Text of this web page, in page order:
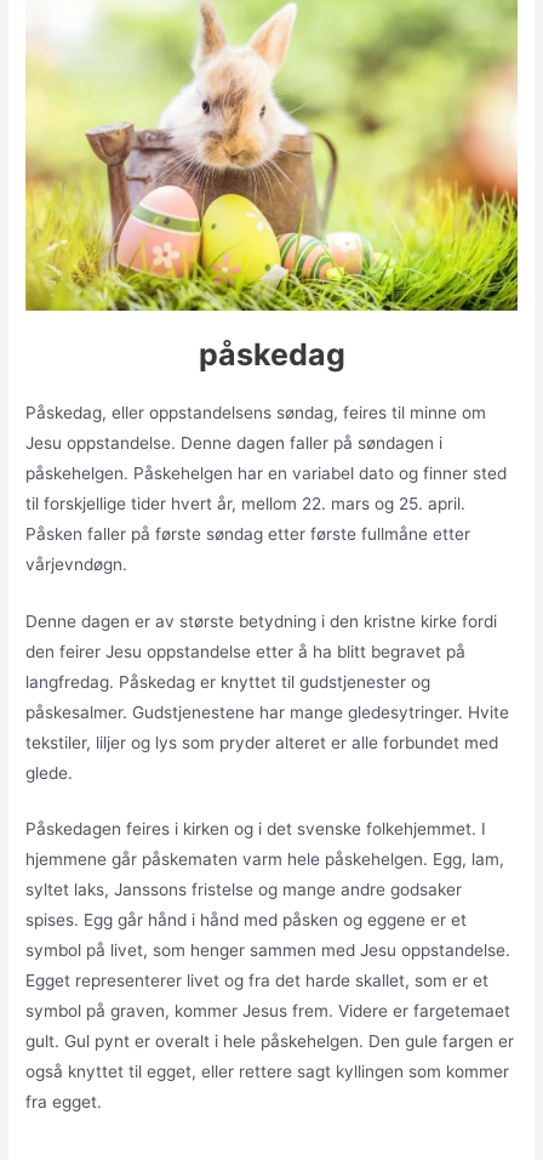
påskedag
Påskedag, eller oppstandelsens søndag, feires til minne om
Jesu oppstandelse. Denne dagen faller på søndagen i
påskehelgen. Påskehelgen har en variabel dato og finner sted
til forskjellige tider hvert år, mellom 22. mars og 25. april.
Påsken faller på første søndag etter første fullmåne etter
vårjevndøgn.
Denne dagen er av største betydning i den kristne kirke fordi
den feirer Jesu oppstandelse etter å ha blitt begravet på
langfredag. Påskedag er knyttet til gudstjenester og
påskesalmer. Gudstjenestene har mange gledesytringer. Hvite
tekstiler, liljer og lys som pryder alteret er alle forbundet med
glede.
Påskedagen feires i kirken og i det svenske folkehjemmet. I
hjemmene går påskematen varm hele påskehelgen. Egg, lam,
syltet laks, Janssons fristelse og mange andre godsaker
spises. Egg går hånd i hånd med påsken og eggene er et
symbol på livet, som henger sammen med Jesu oppstandelse.
Egget representerer livet og fra det harde skallet, som er et
symbol på graven, kommer Jesus frem. Videre er fargetemaet
gult. Gul pynt er overalt i hele påskehelgen. Den gule fargen er
også knyttet til egget, eller rettere sagt kyllingen som kommer
fra egget.